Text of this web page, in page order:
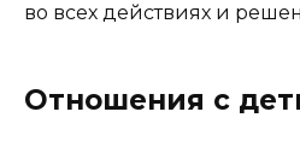
во всех действиях и
Отношения с